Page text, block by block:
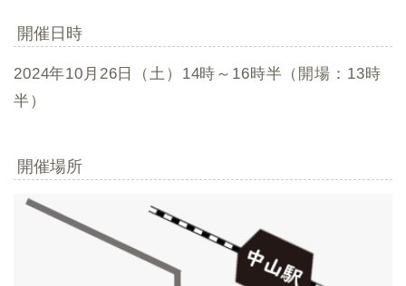
開催日時
2024年10月26日（土）14時～16時半（開場：13時
半）
開催場所